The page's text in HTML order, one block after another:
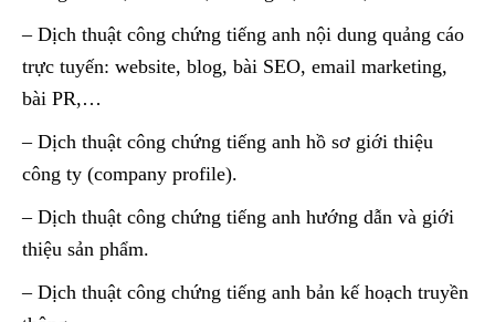
– Dịch thuật công chứng tiếng anh nội dung quảng cáo
trực tuyến: website, blog, bài SEO, email marketing,
bài PR,…
– Dịch thuật công chứng tiếng anh hồ sơ giới thiệu
công ty (company profile).
– Dịch thuật công chứng tiếng anh hướng dẫn và giới
thiệu sản phẩm.
– Dịch thuật công chứng tiếng anh bản kế hoạch truyền